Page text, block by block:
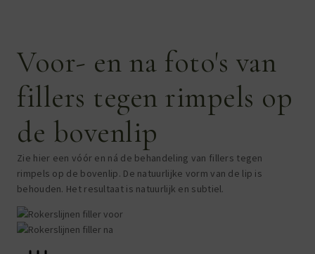
Voor- en na foto's van
fillers tegen rimpels op
de bovenlip
Zie hier een vóór en ná de behandeling van fillers tegen
rimpels op de bovenlip. De natuurlijke vorm van de lip is
behouden. Het resultaat is natuurlijk en subtiel.